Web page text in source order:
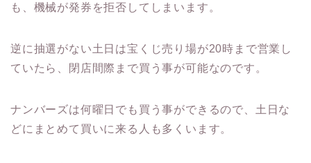
も、機械が発券を拒否してしまいます。
逆に抽選がない土日は宝くじ売り場が20時まで営業し
ていたら、閉店間際まで買う事が可能なのです。
ナンバーズは何曜日でも買う事ができるので、土日な
どにまとめて買いに来る人も多くいます。